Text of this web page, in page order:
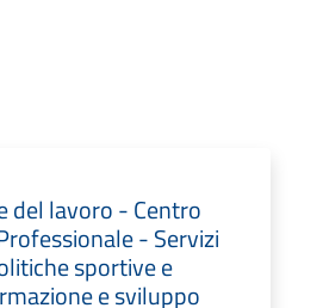
del lavoro - Centro
- Servizi
sportive e
e sviluppo